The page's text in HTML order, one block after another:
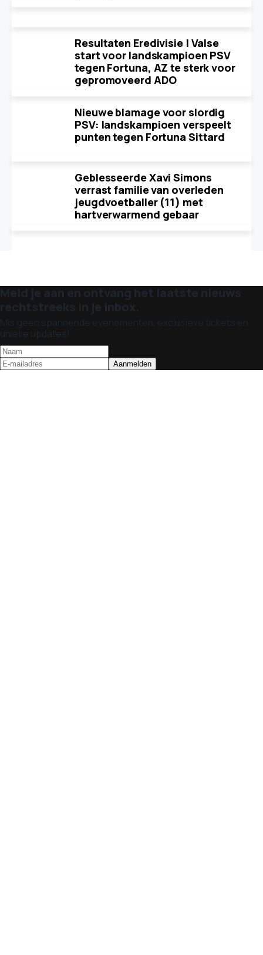
Resultaten Eredivisie | Valse
start voor landskampioen PSV
tegen Fortuna, AZ te sterk voor
gepromoveerd ADO
Nieuwe blamage voor slordig
PSV: landskampioen verspeelt
punten tegen Fortuna Sittard
Geblesseerde Xavi Simons
verrast familie van overleden
jeugdvoetballer (11) met
hartverwarmend gebaar
Meld je aan en ontvang het laatste nieuws
rechtstreeks in je inbox.
Mis geen spannende evenementen, exclusieve tickets en
unieke updates!